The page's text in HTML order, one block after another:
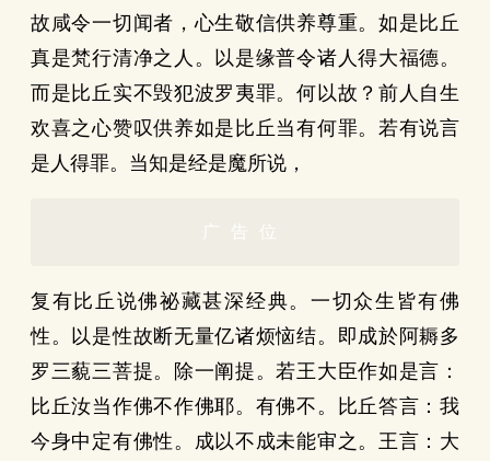
故咸令一切闻者，心生敬信供养尊重。如是比丘
真是梵行清净之人。以是缘普令诸人得大福德。
而是比丘实不毁犯波罗夷罪。何以故？前人自生
欢喜之心赞叹供养如是比丘当有何罪。若有说言
是人得罪。当知是经是魔所说，
广告位
复有比丘说佛祕藏甚深经典。一切众生皆有佛
性。以是性故断无量亿诸烦恼结。即成於阿耨多
罗三藐三菩提。除一阐提。若王大臣作如是言：
比丘汝当作佛不作佛耶。有佛不。比丘答言：我
今身中定有佛性。成以不成未能审之。王言：大